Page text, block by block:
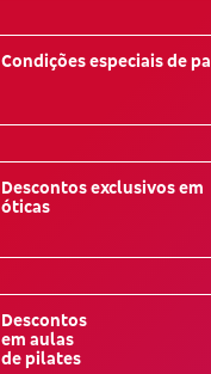
Condições especiais de
Descontos exclusivos em
óticas
Descontos
em aulas
de pilates